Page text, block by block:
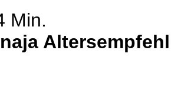
Min.